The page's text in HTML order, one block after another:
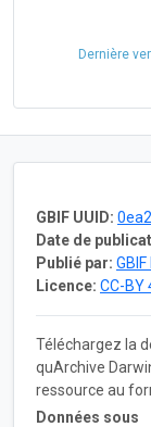
Dernière
GBIF UUID:
Date de
Publié par:
Licence: CC-BY
Téléchargez la
quArchive
ressource au
Données sous